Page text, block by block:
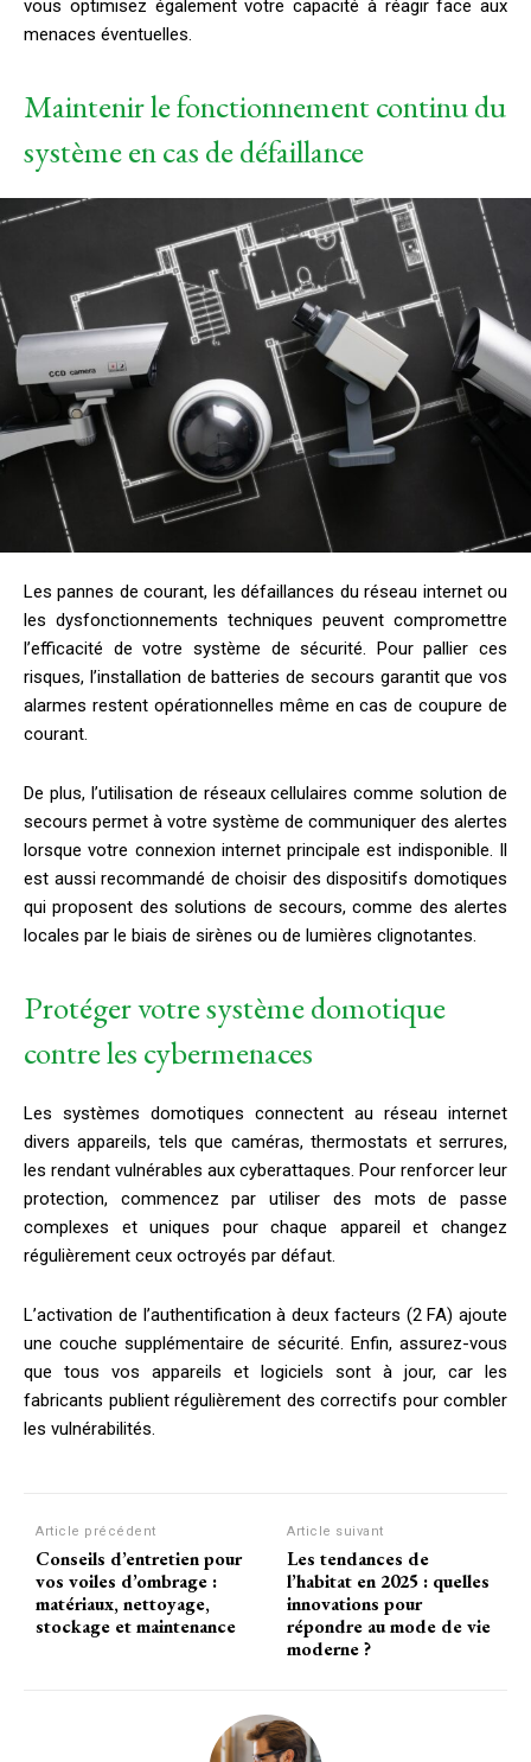
vous optimisez également votre capacité à réagir face aux
menaces éventuelles.
Maintenir le fonctionnement continu du
système en cas de défaillance
Les pannes de courant, les défaillances du réseau internet ou
les dysfonctionnements techniques peuvent compromettre
l’efficacité de votre système de sécurité. Pour pallier ces
risques, l’installation de batteries de secours garantit que vos
alarmes restent opérationnelles même en cas de coupure de
courant.
De plus, l’utilisation de réseaux cellulaires comme solution de
secours permet à votre système de communiquer des alertes
lorsque votre connexion internet principale est indisponible. Il
est aussi recommandé de choisir des dispositifs domotiques
qui proposent des solutions de secours, comme des alertes
locales par le biais de sirènes ou de lumières clignotantes.
Protéger votre système domotique
contre les cybermenaces
Les systèmes domotiques connectent au réseau internet
divers appareils, tels que caméras, thermostats et serrures,
les rendant vulnérables aux cyberattaques. Pour renforcer leur
protection, commencez par utiliser des mots de passe
complexes et uniques pour chaque appareil et changez
régulièrement ceux octroyés par défaut.
L’activation de l’authentification à deux facteurs (2 FA) ajoute
une couche supplémentaire de sécurité. Enfin, assurez-vous
que tous vos appareils et logiciels sont à jour, car les
fabricants publient régulièrement des correctifs pour combler
les vulnérabilités.
Article précédent
Conseils d’entretien pour
vos voiles d’ombrage :
matériaux, nettoyage,
stockage et maintenance
Article suivant
Les tendances de
l’habitat en 2025 : quelles
innovations pour
répondre au mode de vie
moderne ?